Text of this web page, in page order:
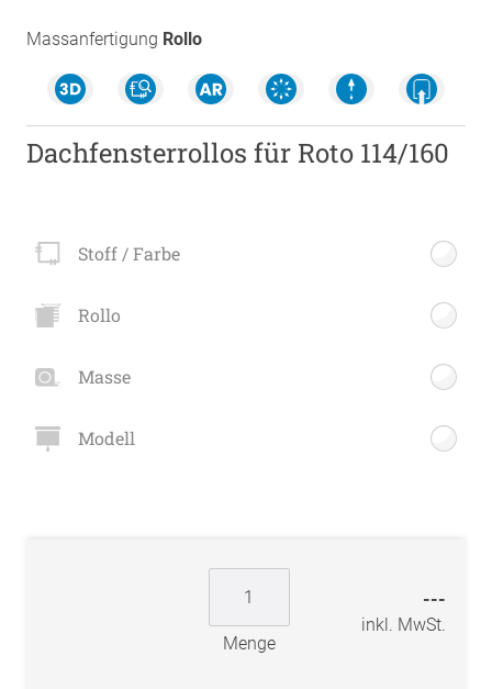
Massanfertigung Rollo
Dachfensterrollos für Roto 114/160
Stoff / Farbe
Rollo
Masse
Modell
Menge
---
inkl. MwSt.